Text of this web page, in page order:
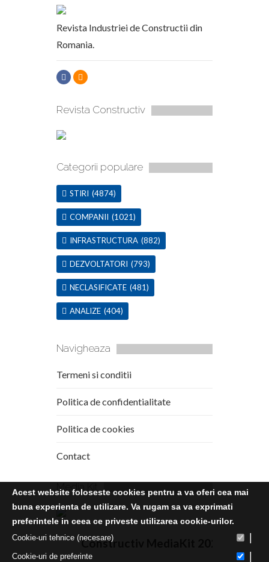
Revista Industriei de Constructii din
Romania.
Revista Constructiv
Categorii populare
STIRI (4874)
COMPANII (1021)
INFRASTRUCTURA (882)
DEZVOLTATORI (793)
NECLASIFICATE (481)
ANALIZE (404)
Navigheaza
Termeni si conditii
Politica de confidentialitate
Politica de cookies
Contact
Media Kit
Constructiv MediaKit 2020
Acest website foloseste cookies pentru a va oferi cea mai
buna experienta de utilizare. Va rugam sa va exprimati
preferintele in ceea ce priveste utilizarea cookie-urilor.
Cookie-uri tehnice (necesare)
Cookie-uri de preferinte